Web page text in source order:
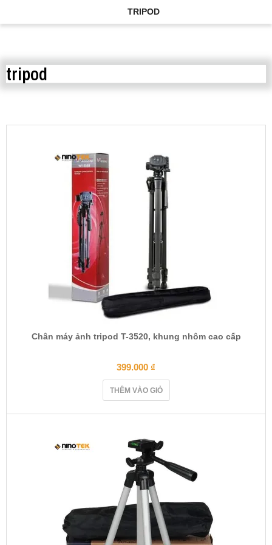
TRIPOD
tripod
Chân máy ảnh tripod T-3520, khung nhôm cao cấp
399.000 ₫
THÊM VÀO GIỎ